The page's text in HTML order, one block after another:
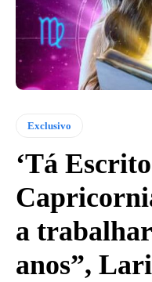
Exclusivo
‘Tá
a
anos”,